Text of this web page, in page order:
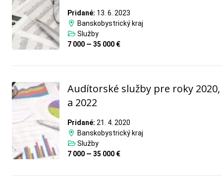
Pridané: 13. 6. 2023
Banskobystrický kraj
Služby
7 000 — 35 000 €
Audítorské služby pre roky 2020,
a 2022
Pridané: 21. 4. 2020
Banskobystrický kraj
Služby
7 000 — 35 000 €